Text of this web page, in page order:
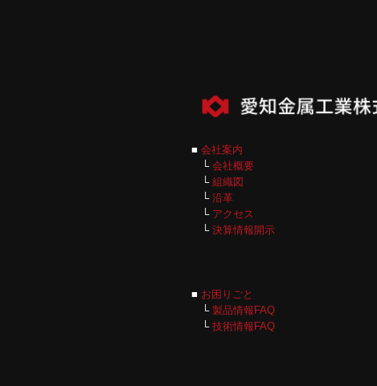
■ 会社案内
└ 会社概要
└ 組織図
└ 沿革
└ アクセス
└ 決算情報開示
■ お困りごと
└ 製品情報FAQ
└ 技術情報FAQ